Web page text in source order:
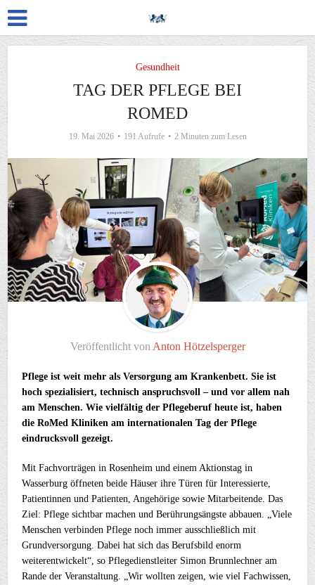
Gesundheit
TAG DER PFLEGE BEI
ROMED
19. Mai 2026 191 Aufrufe 2 Minuten zum Lesen
Veröffentlicht von Anton Hötzelsperger
Pflege ist weit mehr als Versorgung am Krankenbett. Sie ist
hoch spezialisiert, technisch anspruchsvoll – und vor allem nah
am Menschen. Wie vielfältig der Pflegeberuf heute ist, haben
die RoMed Kliniken am internationalen Tag der Pflege
eindrucksvoll gezeigt.
Mit Fachvorträgen in Rosenheim und einem Aktionstag in
Wasserburg öffneten beide Häuser ihre Türen für Interessierte,
Patientinnen und Patienten, Angehörige sowie Mitarbeitende. Das
Ziel: Pflege sichtbar machen und Berührungsängste abbauen. „Viele
Menschen verbinden Pflege noch immer ausschließlich mit
Grundversorgung. Dabei hat sich das Berufsbild enorm
weiterentwickelt“, so Pflegedienstleiter Simon Brunnlechner am
Rande der Veranstaltung. „Wir wollten zeigen, wie viel Fachwissen,